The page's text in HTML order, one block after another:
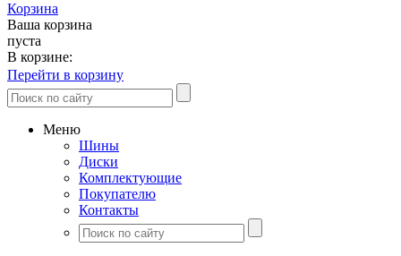
Корзина
Ваша корзина
пуста
В корзине:
Перейти в корзину
Меню
Шины
Диски
Комплектующие
Покупателю
Контакты